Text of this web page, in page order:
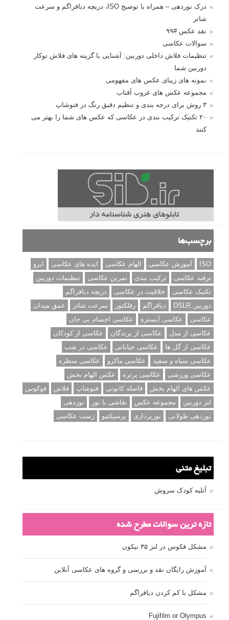
درک نوردهی – همراه با توضیح ISO، دریچه دیافراگم و سرعت
شاتر
نقد عکس #۹۹
سوالات عکاسی
تنظیمات فلاش داخلی دوربین: آشنایی با گزینه های فلاش توکار
دوربین شما
نمونه های زیبای عکس های مفهومی
مجموعه عکس های غروب آفتاب
۳ روش برای درجه بندی و تنظیم دقیق رنگ در فتوشاپ
۲۰ تکنیک ترکیب بندی در عکاسی که عکس های شما را بهتر می
کنند
برچسب‌ها
ISO آموزش عکاسی الهام عکاسی ایده های عکاسی
ایزو
ترفند عکاسی
ترکیب بندی تمرین عکاسی
تنظیمات دوربین
تکنیک عکاسی
خلاقیت در عکاسی
دریچه دیافراگم
دوربین DSLR
دیافراگم رفلکتور سرعت شاتر
عمق میدان
عکاسی
عکاسی آبستره
عکاسی اجسام بی جان
عکاسی از مدل
عکاسی از پرندگان
عکاسی از کودکان
عکاسی از گل ها
عکاسی خیابانی
عکاسی در شب
عکاسی سیاه و سفید
عکاسی ماکرو
عکاسی منظره
عکاسی ورزشی
عکاسی پرتره
عکس الهام بخش
عکس های الهام بخش
فاصله کانونی فتوشاپ فلاش
فوکوس
لنز دوربین
مجموعه عکس نقاشی با نور
نوردهی
نوردهی طولانی
نورپردازی پرسپکتیو ژست عکاسی
تبلیغ متنی
آتلیه کودک سروش
تازه ترین سوالات مطرح شده
مشکل فکوس در لنز ۳۵ نیکون
آموزش رایگان نقد و بررسی و گروه های عکاسی آنلاین
مشکل با کم کردن دیافراگم
Fujifilm or Olympus